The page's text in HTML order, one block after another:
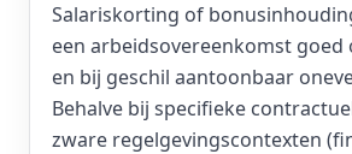
Salariskorting of
een arbeidsovereenkomst
en bij geschil aantoonbaar
Behalve bij specifieke
zware regelgevingscontexten